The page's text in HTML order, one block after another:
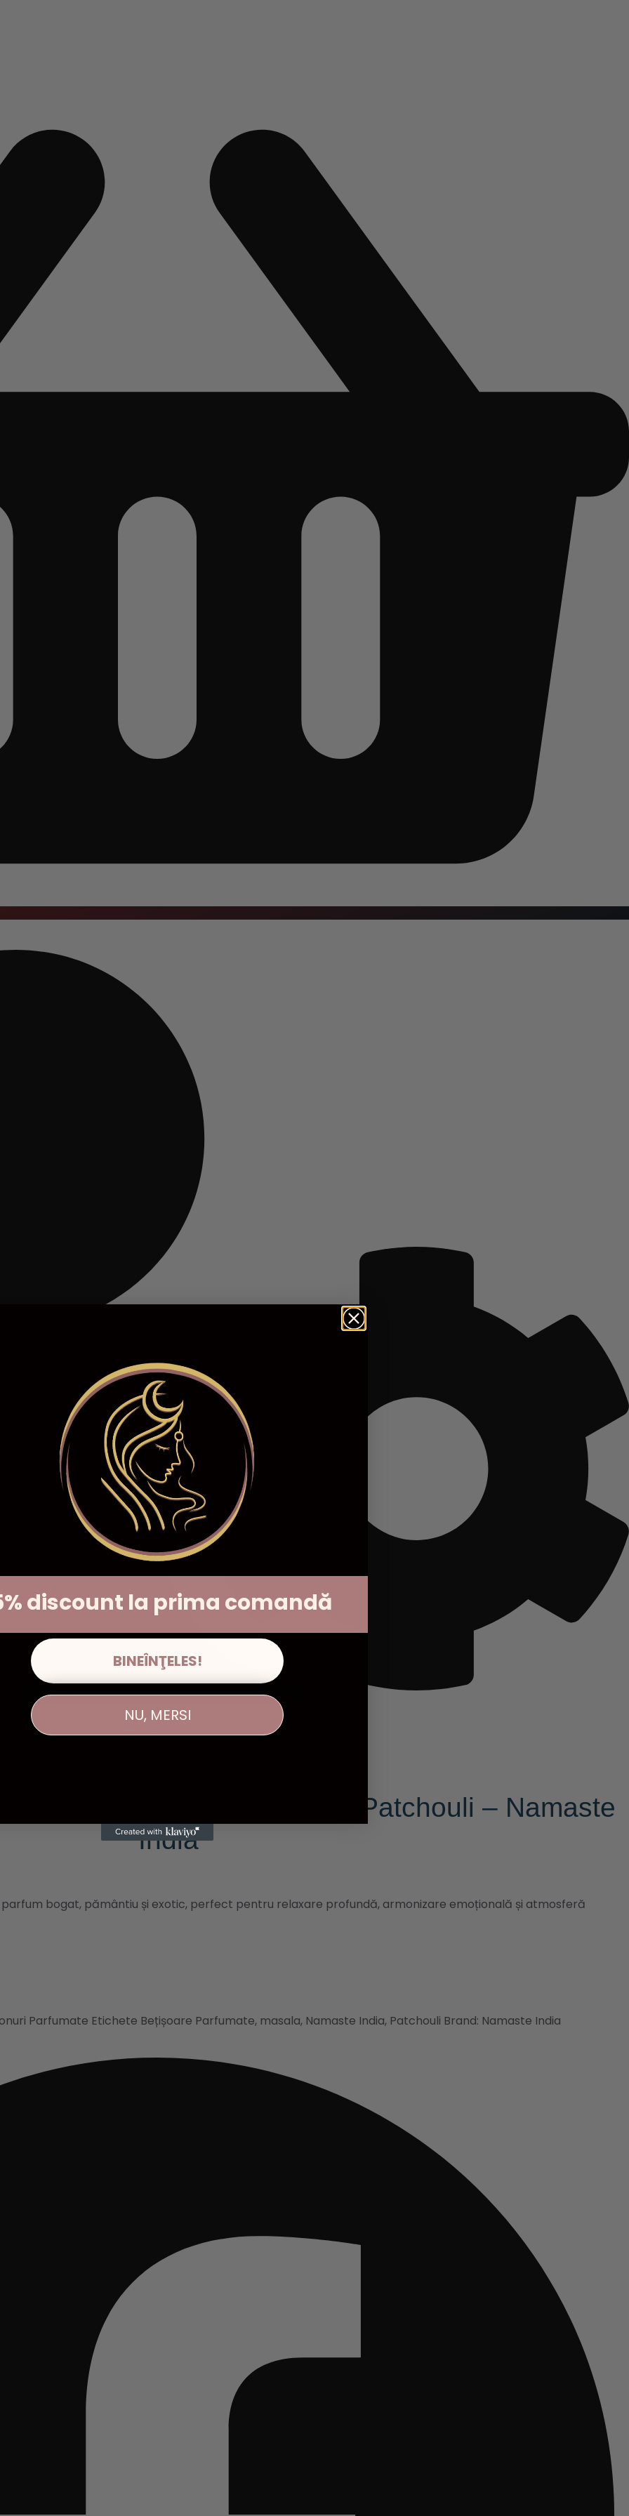
Bețișoare Masala Patchouli – Namaste
India
bogat, pământiu și exotic, perfect pentru relaxare profundă, armonizare emoțională și atmosferă
Parfumate Etichete Bețișoare Parfumate, masala, Namaste India, Patchouli Brand: Namaste India
discount la prima comandă
BINEÎNŢELES!
NU, MERSI